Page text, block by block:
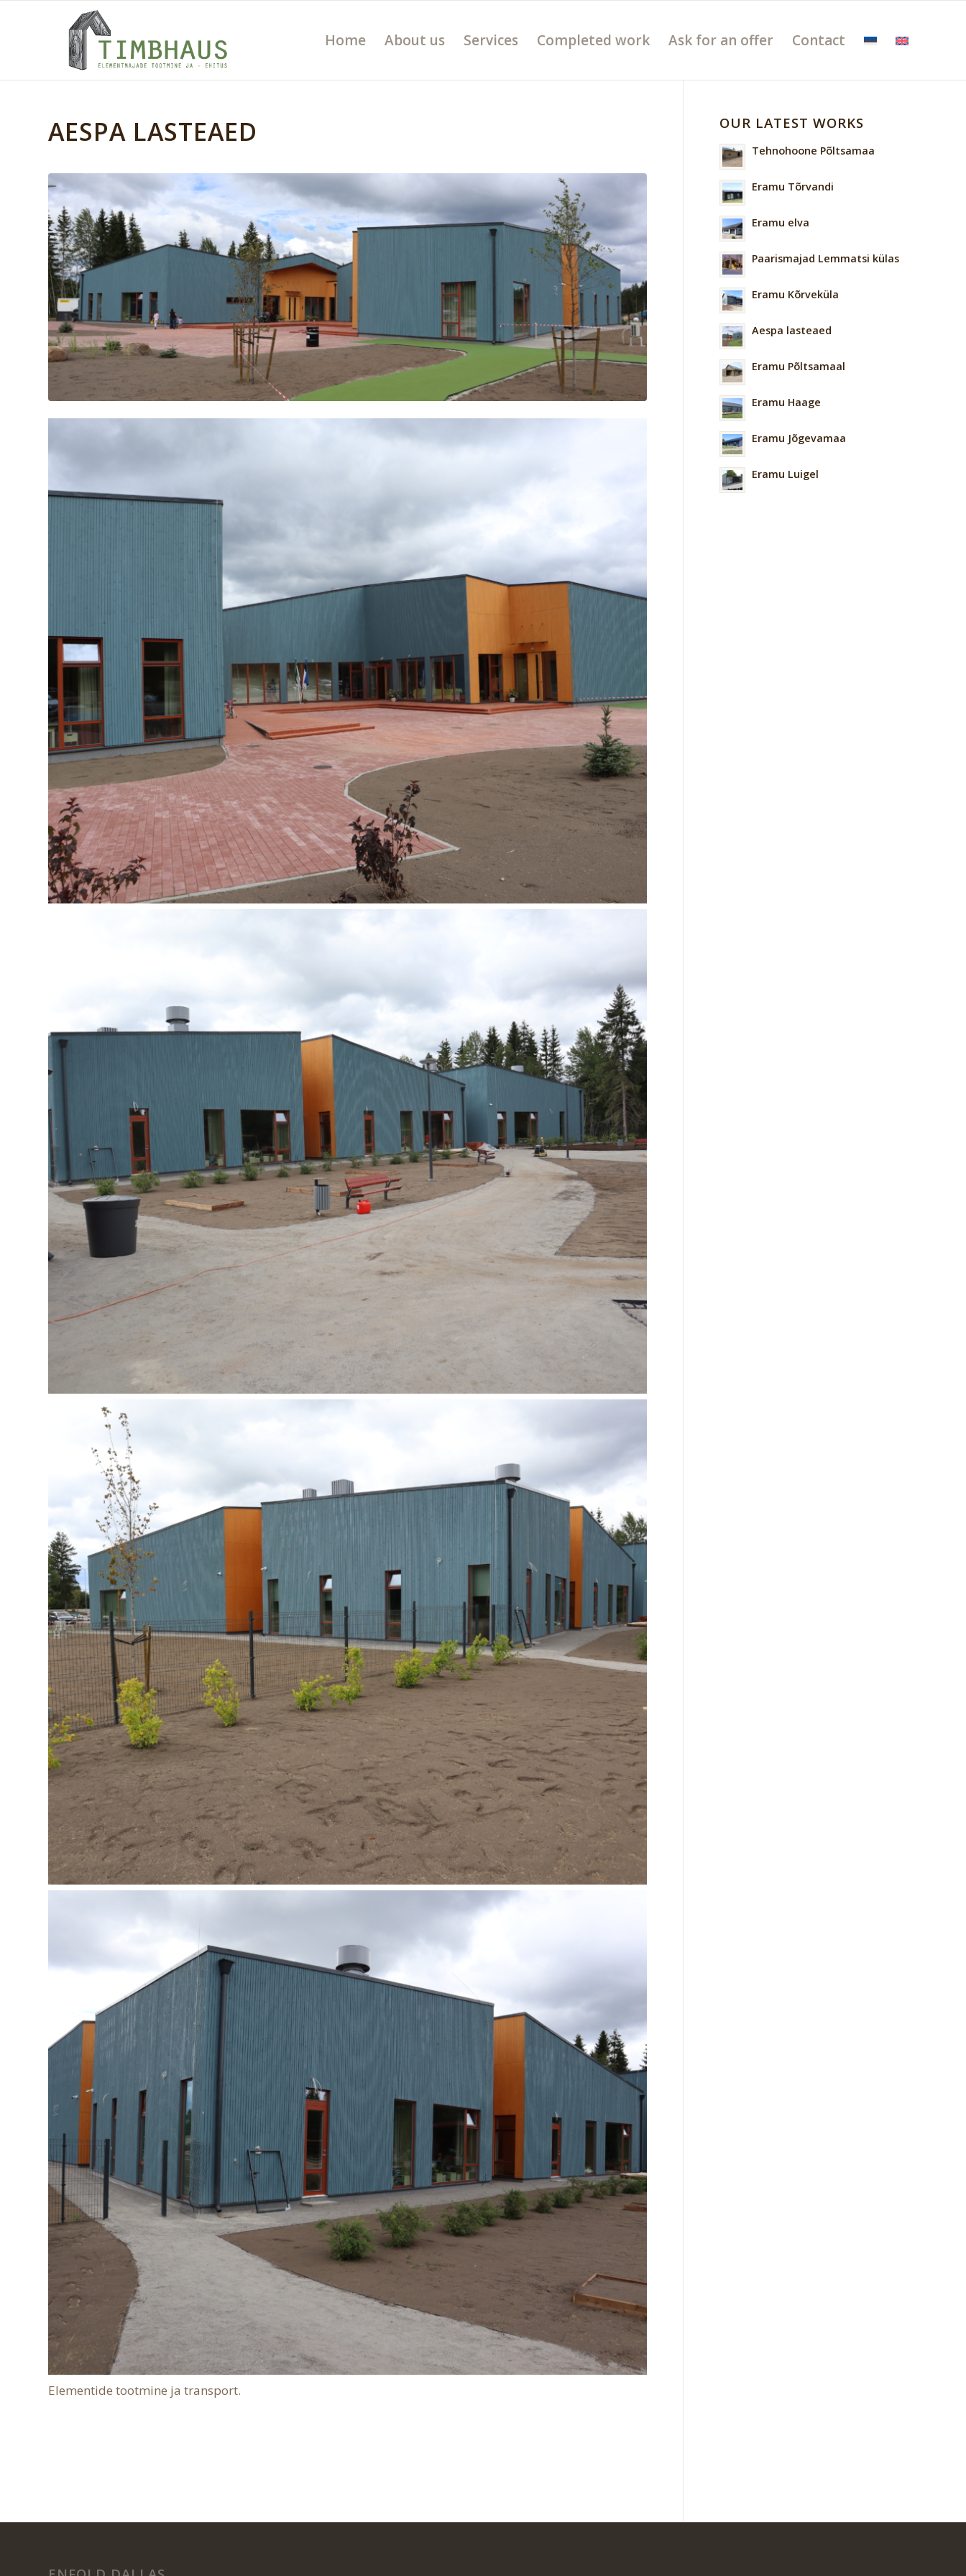
Home About us Services Completed work Ask for an offer Contact
AESPA LASTEAED
Elementide tootmine ja transport.
OUR LATEST WORKS
Tehnohoone Põltsamaa
Eramu Tõrvandi
Eramu elva
Paarismajad Lemmatsi külas
Eramu Kõrveküla
Aespa lasteaed
Eramu Põltsamaal
Eramu Haage
Eramu Jõgevamaa
Eramu Luigel